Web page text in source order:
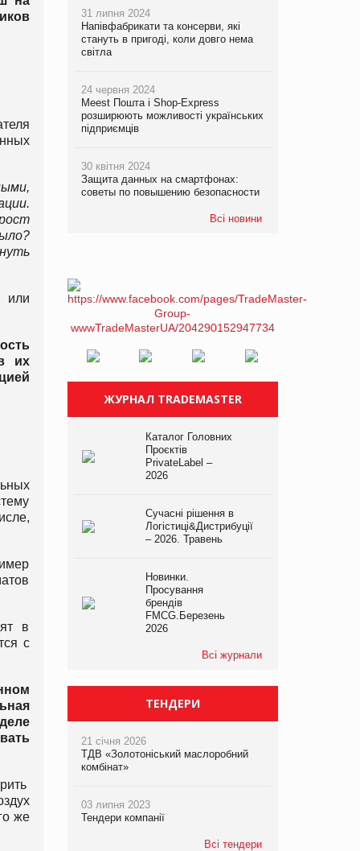
или
их
в
с
же
31 липня 2024
Напівфабрикати та консерви, які
стануть в пригоді, коли довго нема
світла
24 червня 2024
Meest Пошта і Shop-Express
розширюють можливості українських
підприємців
30 квітня 2024
Защита данных на смартфонах:
советы по повышению безопасности
Всі новини
ЖУРНАЛ TRADEMASTER
Каталог Головних
Проєктів
PrivateLabel –
2026
Сучасні рішення в
Логістиці&Дистрибуції
– 2026. Травень
Новинки.
Просування
брендів
FMCG.Березень
2026
Всі журнали
ТЕНДЕРИ
21 січня 2026
ТДВ «Золотоніський маслоробний
комбінат»
03 липня 2023
Тендери компанії
Всі тендери